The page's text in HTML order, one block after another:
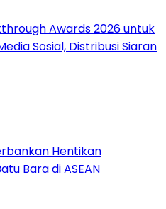
Awards 2026 untuk
Sosial, Distribusi Siaran
Hentikan
Bara di ASEAN